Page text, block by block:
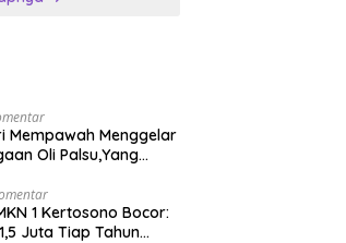
Mempawah Menggelar
Oli Palsu,Yang
Pemasok PT. DAB
1 Kertosono Bocor:
Juta Tiap Tahun